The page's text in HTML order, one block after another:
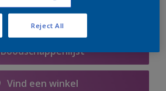
Boodschappenlijst
Vind een winkel
Reject All